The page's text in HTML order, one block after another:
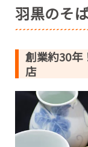
羽黒のそ
創業約30年
店